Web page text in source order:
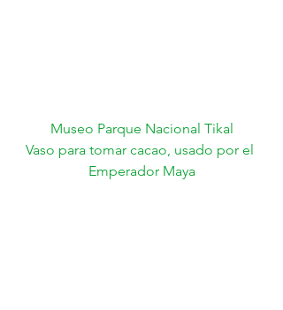
Museo Parque Nacional Tikal
Vaso para tomar cacao, usado por el
Emperador Maya